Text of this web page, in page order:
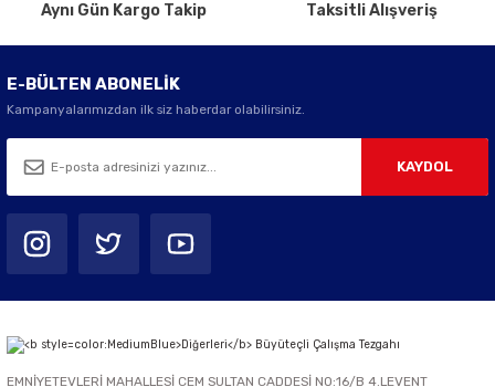
Aynı Gün Kargo Takip Taksitli Alışveriş
E-BÜLTEN ABONELİK
Kampanyalarımızdan ilk siz haberdar olabilirsiniz.
KAYDOL
EMNİYETEVLERİ MAHALLESİ CEM SULTAN CADDESİ NO:16/B 4.LEVENT